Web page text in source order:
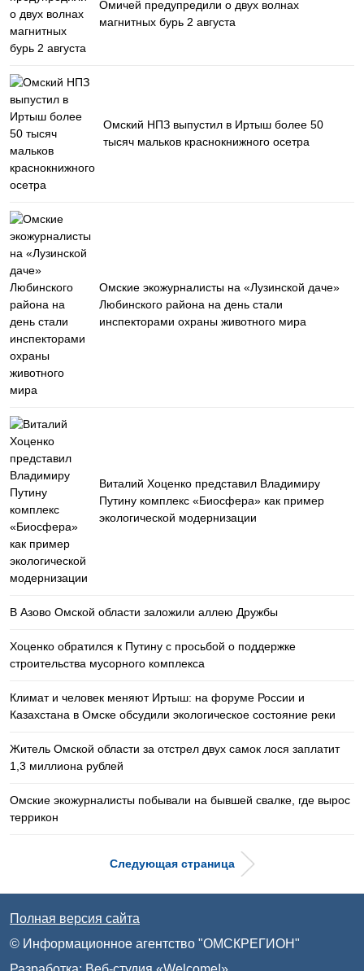
Омичей предупредили о двух волнах
магнитных бурь 2 августа
Омский НПЗ выпустил в Иртыш более 50
тысяч мальков краснокнижного осетра
Омские экожурналисты на «Лузинской даче»
Любинского района на день стали
инспекторами охраны животного мира
Виталий Хоценко представил Владимиру
Путину комплекс «Биосфера» как пример
экологической модернизации
В Азово Омской области заложили аллею Дружбы
Хоценко обратился к Путину с просьбой о поддержке
строительства мусорного комплекса
Климат и человек меняют Иртыш: на форуме России и
Казахстана в Омске обсудили экологическое состояние реки
Житель Омской области за отстрел двух самок лося заплатит
1,3 миллиона рублей
Омские экожурналисты побывали на бывшей свалке, где вырос
террикон
Следующая страница
Полная версия сайта
© Информационное агентство "ОМСКРЕГИОН"